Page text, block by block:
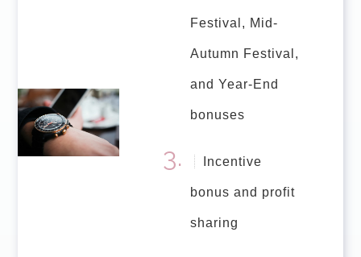
Festival, Mid-
Autumn Festival,
and Year-End
bonuses
Incentive
bonus and profit
sharing